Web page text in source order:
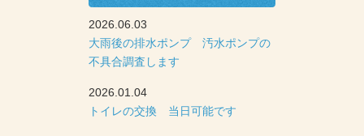
2026.06.03
大雨後の排水ポンプ 汚水ポンプの
不具合調査します
2026.01.04
トイレの交換 当日可能です